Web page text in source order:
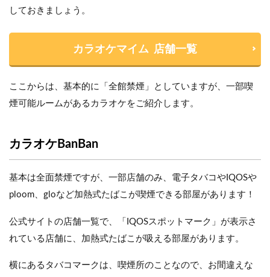
しておきましょう。
カラオケマイム 店舗一覧
ここからは、基本的に「全館禁煙」としていますが、一部喫
煙可能ルームがあるカラオケをご紹介します。
カラオケBanBan
基本は全面禁煙ですが、一部店舗のみ、電子タバコやIQOSや
ploom、gloなど加熱式たばこが喫煙できる部屋があります！
公式サイトの店舗一覧で、「IQOSスポットマーク」が表示さ
れている店舗に、加熱式たばこが吸える部屋があります。
横にあるタバコマークは、喫煙所のことなので、お間違えな